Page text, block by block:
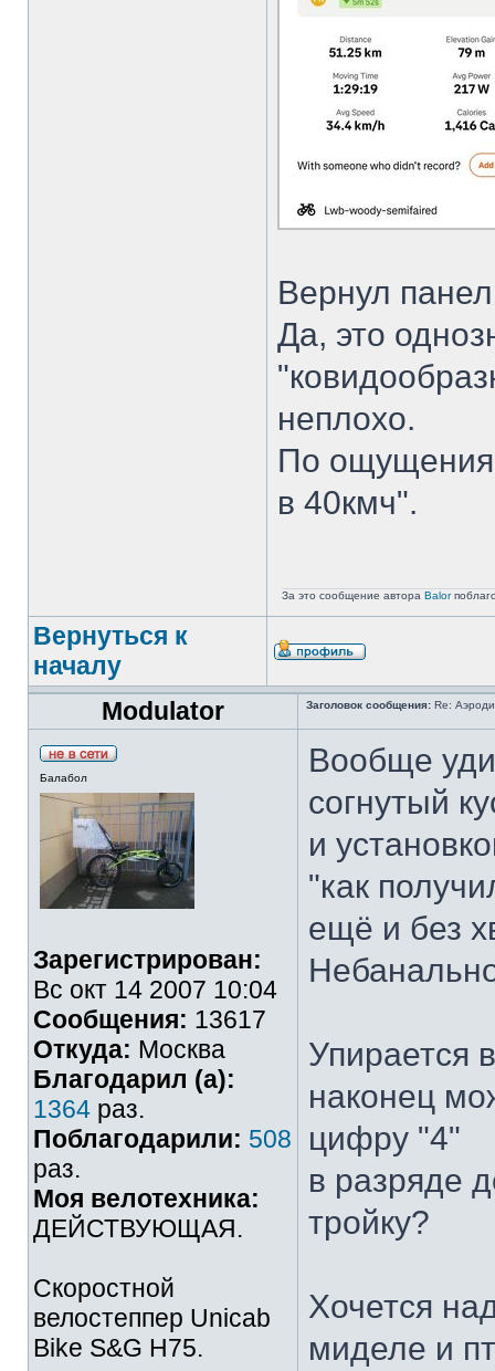
Вернул
Да, это
неплохо.
По
в 40кмч".
За это сообщение автора Balor
Вернуться к
началу
Modulator
Заголовок сообщения: Re:
Балабол
Зарегистрирован:
Вс окт 14 2007 10:04
Сообщения: 13617
Откуда: Москва
Благодарил (а):
1364 раз.
Поблагодарили: 508
раз.
Моя велотехника:
ДЕЙСТВУЮЩАЯ.
Скоростной
велостеппер Unicab
Bike S&G Н75.
Вообще
согнутый
и
"как
ещё и без
Упирается
наконец
цифру "4"
в разряде
тройку?
Хочется
миделе и